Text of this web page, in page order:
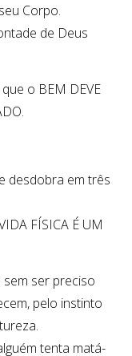
Corpo.
de Deus
o BEM DEVE
desdobra em três
FÍSICA É UM
ser preciso
pelo instinto
tenta matá-